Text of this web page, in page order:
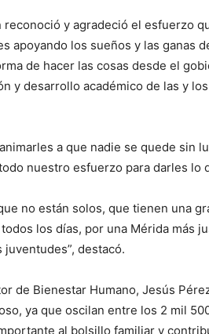
reconoció y agradeció el esfuerzo
apoyando los sueños y las ganas
de hacer las cosas desde el
y desarrollo académico de las y
a que nadie se quede sin
nuestro esfuerzo para darles lo
no están solos, que tienen una
los días, por una Mérida más
juventudes”, destacó.
de Bienestar Humano, Jesús
ya que oscilan entre los 2 mil
al bolsillo familiar y